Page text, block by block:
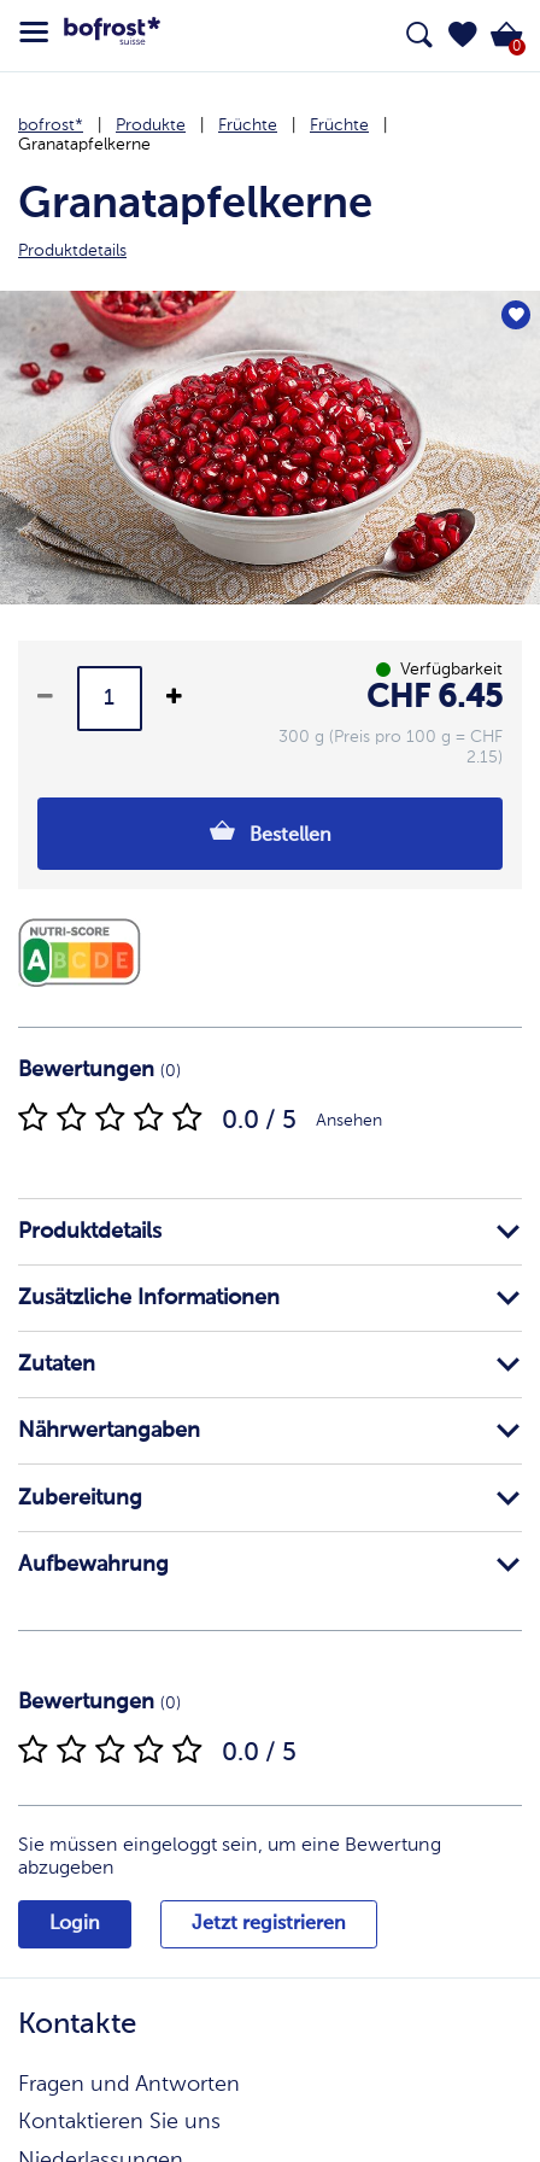
0
bofrost* Produkte Früchte
Früchte
Granatapfelkerne
Granatapfelkerne
Produktdetails
Verfügbarkeit
CHF 6.45
300 g (Preis pro 100 g = CHF
2.15)
Bestellen
Bewertungen (0)
0.0 / 5 Ansehen
Produktdetails
Zusätzliche Informationen
Zutaten
Nährwertangaben
Zubereitung
Aufbewahrung
Bewertungen (0)
0.0 / 5
Sie müssen eingeloggt sein, um eine Bewertung
abzugeben
Login Jetzt registrieren
Kontakte
Fragen und Antworten
Kontaktieren Sie uns